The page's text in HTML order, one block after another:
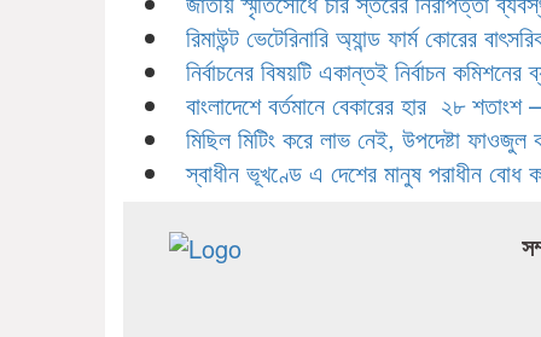
রিমাউন্ট ভেটেরিনারি অ্যান্ড ফার্ম কোরের
নির্বাচনের বিষয়টি একান্তই নির্বাচন
বাংলাদেশে বর্তমানে বেকারের হার ২৮
মিছিল মিটিং করে লাভ নেই, উপদেষ্টা ফাওজুল
স্বাধীন ভূখণ্ডে এ দেশের মানুষ পরাধীন বোধ